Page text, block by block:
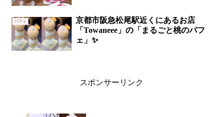
パフェ
京都市阪急松尾駅近くにあるお店
「Towaneee」の「まるごと桃のパフ
ェ」✨
スポンサーリンク